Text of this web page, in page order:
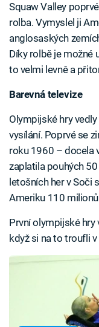
Squaw Valley
rolba. Vymyslel ji
anglosaských
Díky rolbě je možné
to velmi levně a
Barevná televize
Olympijské hry
vysílání. Poprvé se
roku 1960 – docela
zaplatila pouhých
letošních her v Soči
Ameriku 110
První olympijské
když si na to troufli